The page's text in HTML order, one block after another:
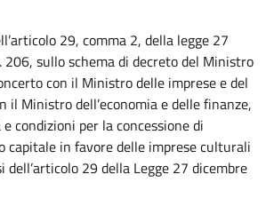
29, comma 2, della legge 27
206, sullo schema di decreto del Ministro
con il Ministro delle imprese e del
il Ministro dell’economia e delle finanze,
condizioni per la concessione di
capitale in favore delle imprese culturali
dell’articolo 29 della Legge 27 dicembre